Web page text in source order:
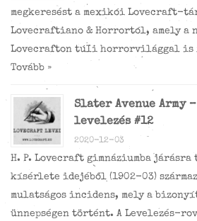
megkeresést a mexikói Lovecraft-
Lovecraftiano & Horrortól, amely a
Lovecrafton túli horrorvilággal is
Tovább »
Slater Avenue Army
levelezés #12
2020-12-03
H. P. Lovecraft gimnáziumba járásra
kísérlete idejéből (1902-03)
mulatságos incidens, mely a
ünnepségen történt. A Levelezés-